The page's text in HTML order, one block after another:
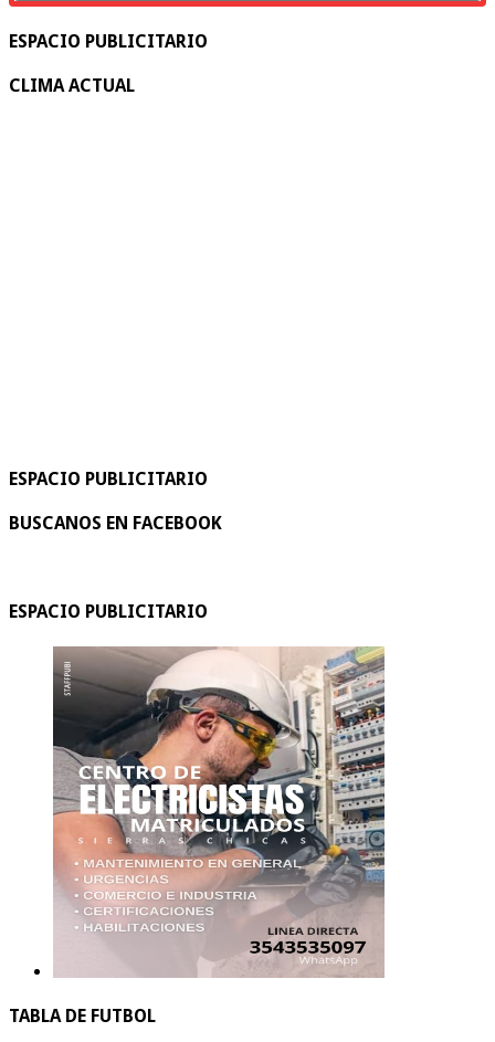
ESPACIO PUBLICITARIO
CLIMA ACTUAL
ESPACIO PUBLICITARIO
BUSCANOS EN FACEBOOK
ESPACIO PUBLICITARIO
TABLA DE FUTBOL